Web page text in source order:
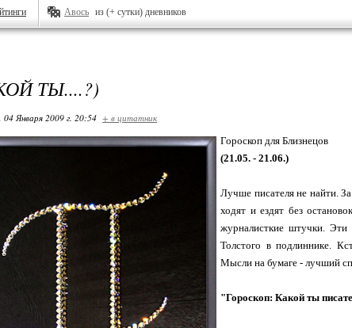
Авось из (+ сутки) дневников
ТЫ....?)
04 Января 2009 г. 20:54 + в цитатник
Гороскоп для Близнецов
(21.05. - 21.06.)
Лучше писателя не найти.
ходят и ездят без
журналисткие штучки.
Толстого в подлиннике.
Мысли на бумаге - лучший
"Гороскоп: Какой ты